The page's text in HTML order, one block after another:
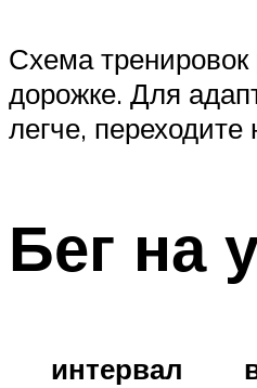
Схема тренировок
дорожке. Для
легче,
Бег на
интервал